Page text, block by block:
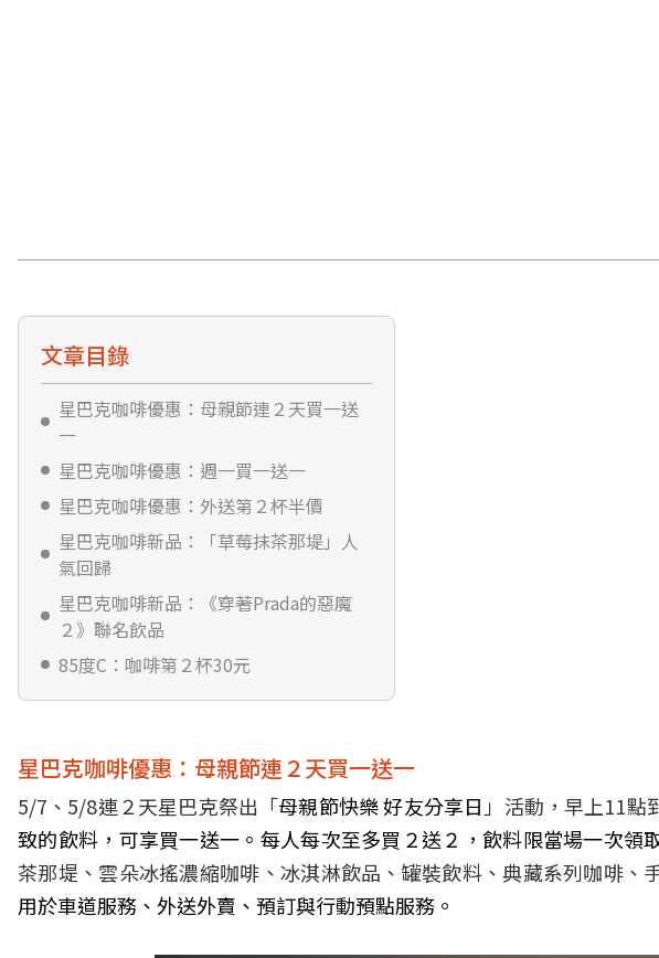
文章目錄
星巴克咖啡優惠：母親節連２天買一送
一
星巴克咖啡優惠：週一買一送一
星巴克咖啡優惠：外送第２杯半價
星巴克咖啡新品：「草莓抹茶那堤」人
氣回歸
星巴克咖啡新品：《穿著Prada的惡魔
２》聯名飲品
85度C：咖啡第２杯30元
星巴克咖啡優惠：母親節連２天買一送一
5/7、5/8連２天星巴克祭出「母親節快樂 好友分享日 」活動，早上11點
致的飲料，可享買一送一。每人每次至多買２送２，飲料限當場一次領
茶那堤、雲朵冰搖濃縮咖啡、冰淇淋飲品、罐裝飲料、典藏系列咖啡、
用於車道服務、外送外賣、預訂與行動預點服務。